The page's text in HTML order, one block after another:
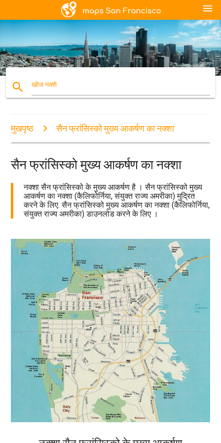
menu
search खोज नक्शे
मुखपृष्ठ सैन फ्रांसिस्को मुख्य आकर्षण का नक्शा
सैन फ्रांसिस्को मुख्य आकर्षण का नक्शा
नक्शा सैन फ्रांसिस्को के मुख्य आकर्षण है । सैन फ्रांसिस्को मुख्य
आकर्षण का नक्शा (कैलिफोर्निया, संयुक्त राज्य अमरीका) मुद्रित
करने के लिए. सैन फ्रांसिस्को मुख्य आकर्षण का नक्शा (कैलिफोर्निया,
संयुक्त राज्य अमरीका) डाउनलोड करने के लिए ।